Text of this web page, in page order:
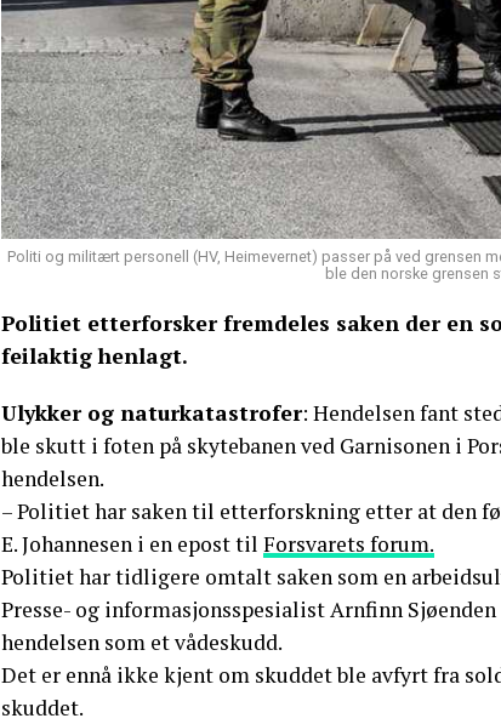
Politi og militært personell (HV, Heimevernet) passer på ved grensen
ble den norske grensen
Politiet etterforsker fremdeles saken der en
feilaktig henlagt.
Ulykker og naturkatastrofer: Hendelsen fant
ble skutt i foten på skytebanen ved Garnisonen i
hendelsen.
– Politiet har saken til etterforskning etter at den
E. Johannesen i en epost til Forsvarets forum.
Politiet har tidligere omtalt saken som en
Presse- og informasjonsspesialist Arnfinn
hendelsen som et vådeskudd.
Det er ennå ikke kjent om skuddet ble avfyrt fra
skuddet.